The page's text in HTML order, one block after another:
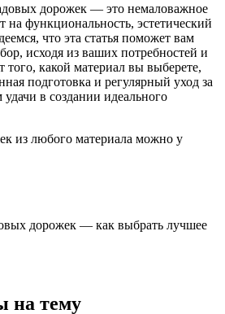
дорожек — это немаловажное
на функциональность, эстетический
что эта статья поможет вам
исходя из ваших потребностей и
какой материал вы выберете,
подготовка и регулярный уход за
в создании идеального
из любого материала можно у
дорожек — как выбрать лучшее
на тему